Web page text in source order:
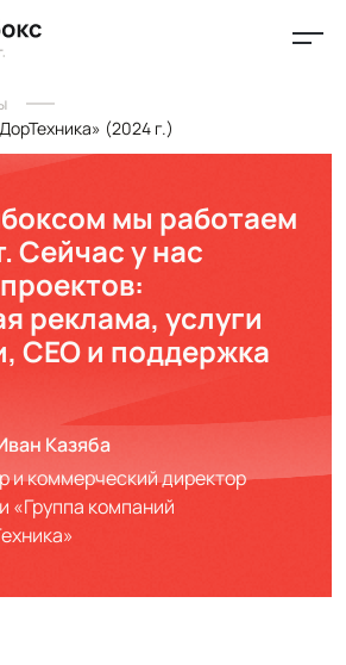
(2024 г.)
мы работаем
Сейчас у нас
реклама, услуги
СЕО и поддержка
Казяба
и коммерческий директор
«Группа компаний